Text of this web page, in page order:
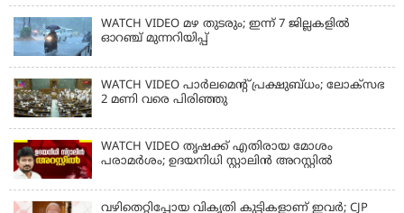
WATCH VIDEO മഴ തുടരും; ഇന്ന് 7 ജില്ലകളിൽ
ഓറഞ്ച് മുന്നറിയിപ്പ്
WATCH VIDEO പാർലമെൻ്റ് പ്രക്ഷുബ്ധം; ലോക്സഭ
2 മണി വരെ പിരിഞ്ഞു
WATCH VIDEO തൃഷക്ക് എതിരായ മോശം
പരാമര്‍ശം; ഉദയനിധി സ്റ്റാലിൻ അറസ്റ്റിൽ
വഴിതെറ്റിപ്പോയ വികൃതി കുട്ടികളാണ് ഇവര്‍; CJP